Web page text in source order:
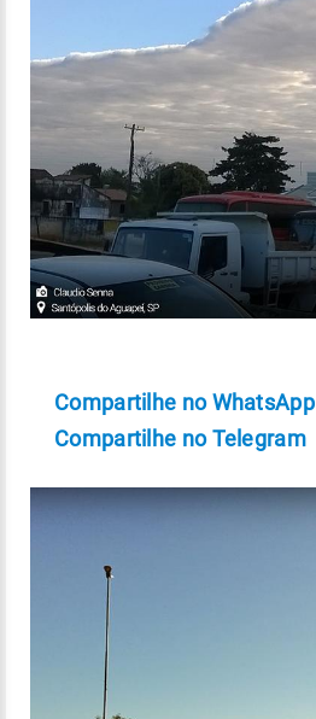
Compartilhe no WhatsApp
Compartilhe no Telegram